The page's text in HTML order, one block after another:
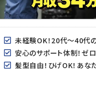
未経験OK！20代～40代
安心のサポート体制！ゼ
髪型自由！ひげOK！あな